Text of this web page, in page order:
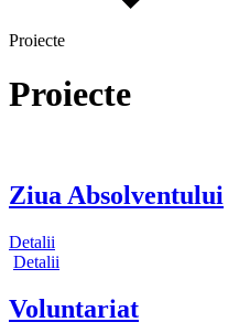
Proiecte
Proiecte
Ziua Absolventului
Detalii
Detalii
Voluntariat